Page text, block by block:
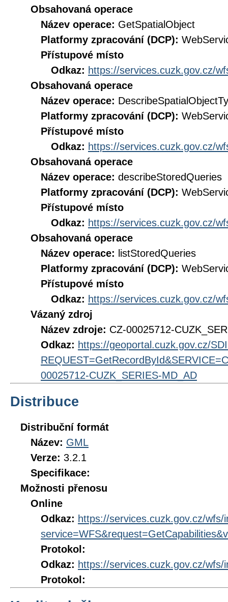
Obsahovaná operace
Název operace: GetSpatialObject
Platformy zpracování (DCP):
Přístupové místo
Odkaz: https://services.cuzk.gov.cz/
Obsahovaná operace
Název operace:
Platformy zpracování (DCP):
Přístupové místo
Odkaz: https://services.cuzk.gov.cz/
Obsahovaná operace
Název operace: describeStoredQueries
Platformy zpracování (DCP):
Přístupové místo
Odkaz: https://services.cuzk.gov.cz/
Obsahovaná operace
Název operace: listStoredQueries
Platformy zpracování (DCP):
Přístupové místo
Odkaz: https://services.cuzk.gov.cz/
Vázaný zdroj
Název zdroje: CZ-00025712-
Odkaz: https://geoportal.cuzk.gov.cz/
00025712-CUZK_SERIES-MD_AD
Distribuce
Distribuční formát
Název: GML
Verze: 3.2.1
Specifikace:
Možnosti přenosu
Online
Odkaz: https://services.cuzk.gov.cz/wfs/
Protokol:
Odkaz: https://services.cuzk.gov.cz/wfs/
Protokol: